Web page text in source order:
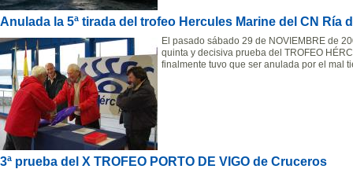
Anulada la 5ª tirada del trofeo Hercules Marine del CN Ría
El pasado sábado 29 de NOVIEMBRE de
quinta y decisiva prueba del TROFEO
finalmente tuvo que ser anulada por el mal
3ª prueba del X TROFEO PORTO DE VIGO de Cruceros